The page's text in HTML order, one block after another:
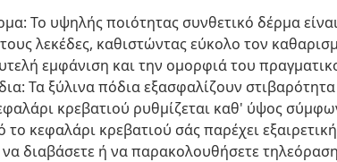
Το υψηλής ποιότητας συνθετικό δέρμα
λεκέδες, καθιστώντας εύκολο τον
εμφάνιση και την ομορφιά του
Τα ξύλινα πόδια εξασφαλίζουν
κρεβατιού ρυθμίζεται καθ' ύψος
το κεφαλάρι κρεβατιού σάς παρέχει
να διαβάσετε ή να παρακολουθήσετε